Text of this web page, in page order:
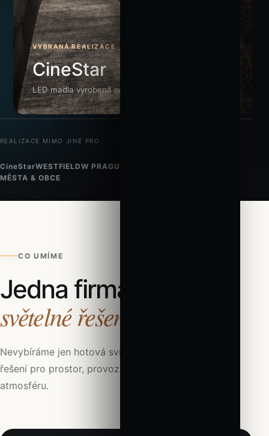
VYBRANÁ REALIZACE
CineStar
LED madla vyrobená na míru
REALIZACE MIMO JINÉ PRO
CineStarWESTFIELDW PRAGUE
MĚSTA & OBCE
CO UMÍME
Jedna firma.
světelné řešení.
Nevybíráme jen hotová svítidla. Hledáme správné
řešení pro prostor, provoz, rozpočet i zamýšlenou
atmosféru.